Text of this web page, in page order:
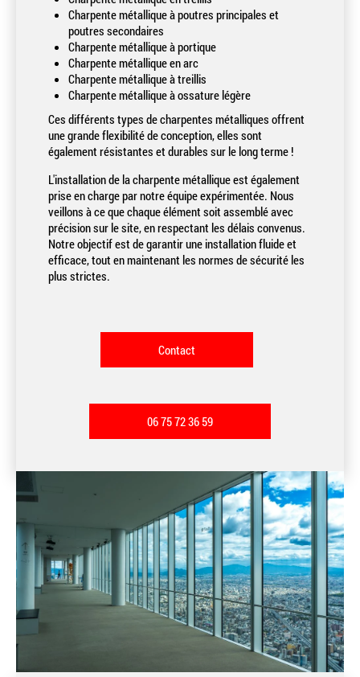
Charpente métallique à poutres principales et
poutres secondaires
Charpente métallique à portique
Charpente métallique en arc
Charpente métallique à treillis
Charpente métallique à ossature légère
Ces différents types de charpentes métalliques offrent
une grande flexibilité de conception, elles sont
également résistantes et durables sur le long terme !
L'installation de la charpente métallique est également
prise en charge par notre équipe expérimentée. Nous
veillons à ce que chaque élément soit assemblé avec
précision sur le site, en respectant les délais convenus.
Notre objectif est de garantir une installation fluide et
efficace, tout en maintenant les normes de sécurité les
plus strictes.
Contact
06 75 72 36 59